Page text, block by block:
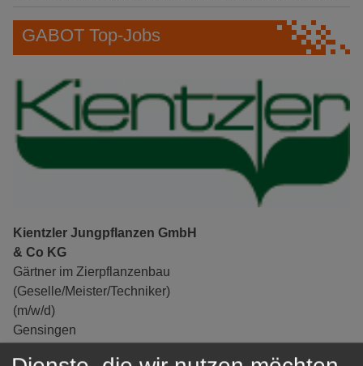
GABOT Top-Jobs
Kientzler Jungpflanzen GmbH
& Co KG
Gärtner im Zierpflanzenbau
(Geselle/Meister/Techniker)
(m/w/d)
Gensingen
zur Stellenanzeige